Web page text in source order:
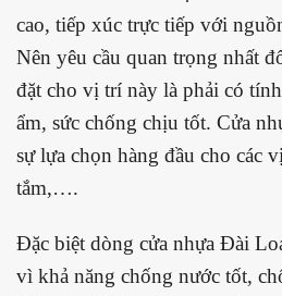
cao, tiếp xúc trực tiếp với
Nên yêu cầu quan trọng nhất
đặt cho vị trí này là phải có
ẩm, sức chống chịu tốt. Cửa
sự lựa chọn hàng đầu cho các
tắm,….
Đặc biệt dòng cửa nhựa Đài
vì khả năng chống nước tốt,